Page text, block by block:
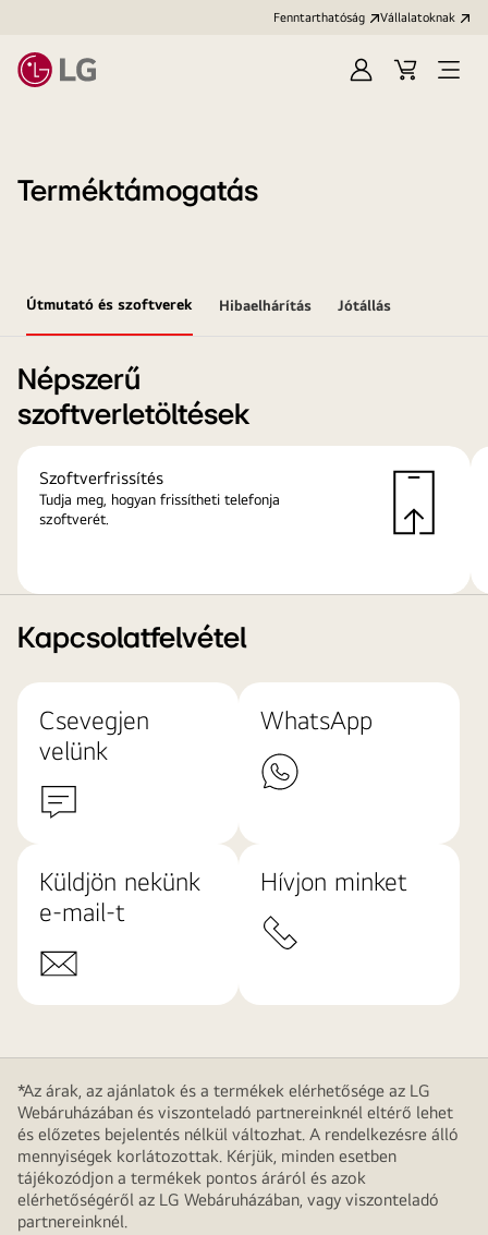
Fenntarthatóság Vállalatoknak
Bejelentkezés
KosárMenü
Terméktámogatás
Útmutató és szoftverek Hibaelhárítás Jótállás
Népszerű
szoftverletöltések
Szoftverfrissítés
Tudja meg, hogyan frissítheti telefonja
szoftverét.
Kapcsolatfelvétel
Csevegjen
velünk
WhatsApp
Küldjön nekünk
e-mail-t
Hívjon minket
*Az árak, az ajánlatok és a termékek elérhetősége az LG
Webáruházában és viszonteladó partnereinknél eltérő lehet
és előzetes bejelentés nélkül változhat. A rendelkezésre álló
mennyiségek korlátozottak. Kérjük, minden esetben
tájékozódjon a termékek pontos áráról és azok
elérhetőségéről az LG Webáruházában, vagy viszonteladó
partnereinknél.